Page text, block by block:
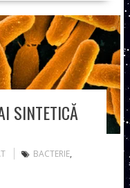
SINTETICĂ
BACTERIE,